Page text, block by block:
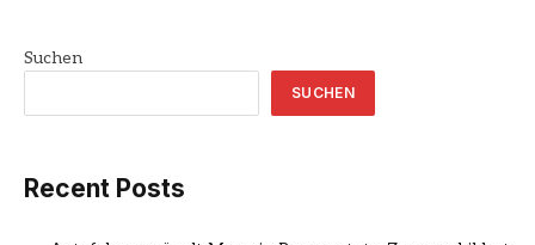
Suchen
SUCHEN
Recent Posts